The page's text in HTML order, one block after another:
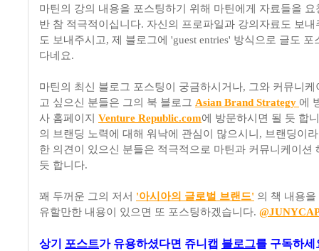
마틴의 강의 내용을 포스팅하기 위해 마틴에게 자료들을 요
반 참 적극적이십니다. 자신의 프로파일과 강의자료도 보내
도 보내주시고, 제 블로그에 'guest entries' 방식으로 글도
다네요.
마틴의 최신 블로그 포스팅이 궁금하시거나, 그와 커뮤니
고 싶으신 분들은 그의 북 블로그 Asian Brand Strategy 에
사 홈페이지 Venture Republic.com에 방문하시면 될 듯 합
의 브랜딩 노력에 대해 워낙에 관심이 많으시니, 브랜딩이
한 의견이 있으신 분들은 적극적으로 마틴과 커뮤니케이션
듯 합니다.
꽤 두꺼운 그의 저서 '아시아의 글로벌 브랜드' 의 책 내용
유할만한 내용이 있으면 또 포스팅하겠습니다.
상기 포스트가유용하셨다면 쥬니캡 블로그를 구독하세